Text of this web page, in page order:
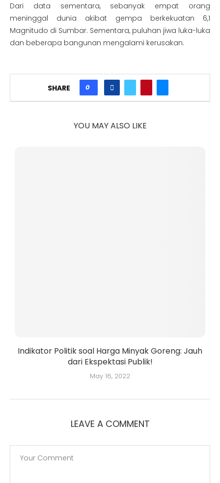
Dari data sementara, sebanyak empat orang
meninggal dunia akibat gempa berkekuatan 6,1
Magnitudo di Sumbar. Sementara, puluhan jiwa luka-luka
dan beberapa bangunan mengalami kerusakan.
SHARE 0
YOU MAY ALSO LIKE
Indikator Politik soal Harga Minyak Goreng: Jauh
dari Ekspektasi Publik!
May 16, 2022
LEAVE A COMMENT